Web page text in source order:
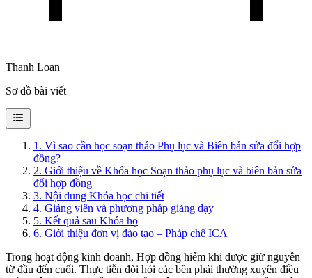
Thanh Loan
Sơ đồ bài viết
1 . Vì sao cần học soạn thảo Phụ lục và Biên bản sửa đổi hợp
đồng?
2. Giới thiệu về Khóa học Soạn thảo phụ lục và biên bản sửa
đổi hợp đồng
3. Nội dung Khóa học chi tiết
4. Giảng viên và phương pháp giảng dạy
5. Kết quả sau Khóa họ
6. Giới thiệu đơn vị đào tạo – Pháp chế ICA
Trong hoạt động kinh doanh, Hợp đồng hiếm khi được giữ nguyên
từ đầu đến cuối. Thực tiễn đòi hỏi các bên phải thường xuyên điều